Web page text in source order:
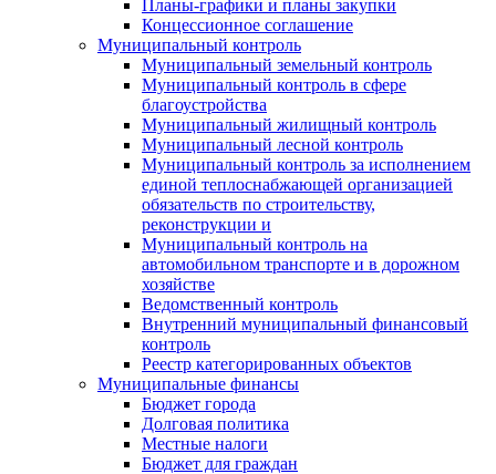
Планы-графики и планы закупки
Концессионное соглашение
Муниципальный контроль
Муниципальный земельный контроль
Муниципальный контроль в сфере
благоустройства
Муниципальный жилищный контроль
Муниципальный лесной контроль
Муниципальный контроль за исполнением
единой теплоснабжающей организацией
обязательств по строительству,
реконструкции и
Муниципальный контроль на
автомобильном транспорте и в дорожном
хозяйстве
Ведомственный контроль
Внутренний муниципальный финансовый
контроль
Реестр категорированных объектов
Муниципальные финансы
Бюджет города
Долговая политика
Местные налоги
Бюджет для граждан